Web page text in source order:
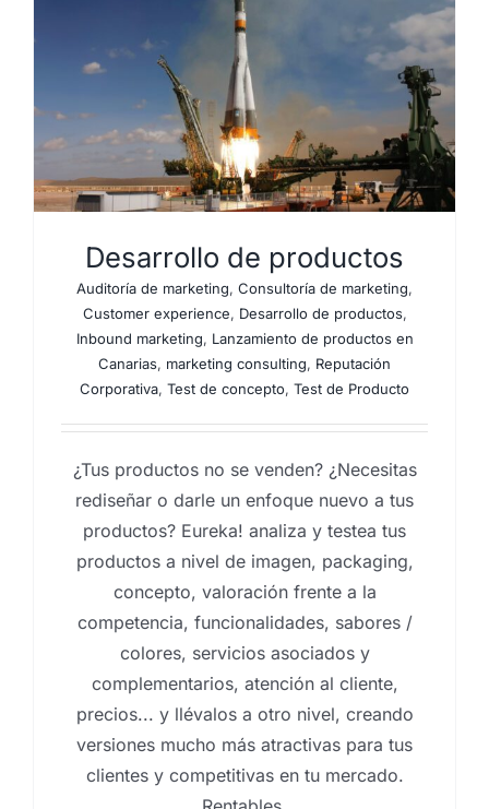
Desarrollo de productos
Auditoría de marketing, Consultoría de marketing,
Customer experience, Desarrollo de productos,
Inbound marketing, Lanzamiento de productos en
Canarias, marketing consulting, Reputación
Corporativa, Test de concepto, Test de Producto
¿Tus productos no se venden? ¿Necesitas
rediseñar o darle un enfoque nuevo a tus
productos? Eureka! analiza y testea tus
productos a nivel de imagen, packaging,
concepto, valoración frente a la
competencia, funcionalidades, sabores /
colores, servicios asociados y
complementarios, atención al cliente,
precios... y llévalos a otro nivel, creando
versiones mucho más atractivas para tus
clientes y competitivas en tu mercado.